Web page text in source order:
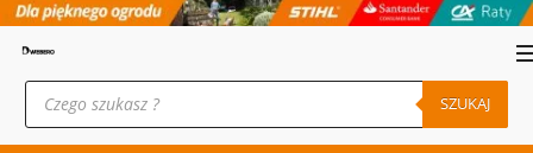
Wyszukiwarka
produktów SZUKAJ